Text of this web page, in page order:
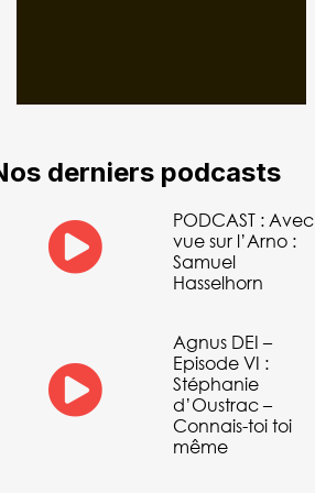
derniers podcasts
PODCAST : Avec
vue sur l’Arno :
Samuel
Hasselhorn
Agnus DEI –
Episode VI :
Stéphanie
d’Oustrac –
Connais-toi toi
même